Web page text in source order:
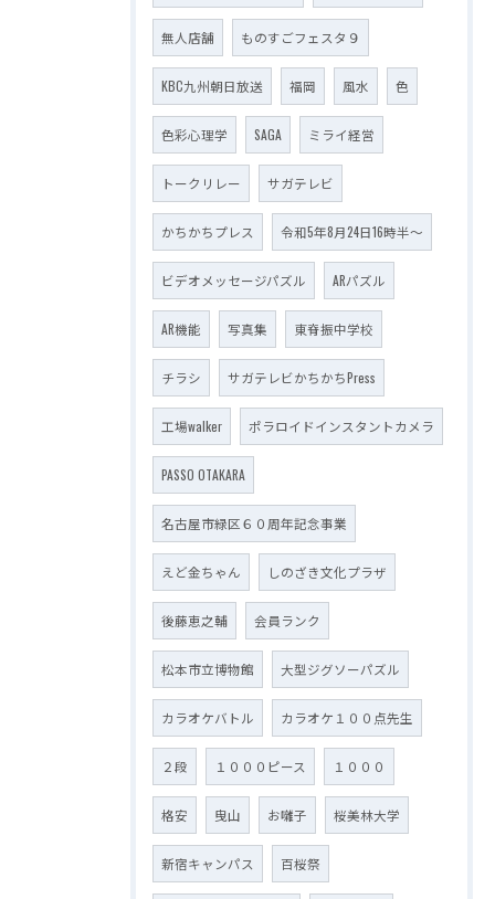
無人店舗 ものすごフェスタ９
KBC九州朝日放送 福岡 風水 色
色彩心理学 SAGA ミライ経営
トークリレー サガテレビ
かちかちプレス 令和5年8月24日16時半～
ビデオメッセージパズル ARパズル
AR機能 写真集 東脊振中学校
チラシ サガテレビかちかちPress
工場walker ポラロイドインスタントカメラ
PASSO OTAKARA
名古屋市緑区６０周年記念事業
えど金ちゃん しのざき文化プラザ
後藤恵之輔 会員ランク
松本市立博物館 大型ジグソーパズル
カラオケバトル カラオケ１００点先生
２段 １０００ピース １０００
格安 曳山 お囃子 桜美林大学
新宿キャンパス 百桜祭